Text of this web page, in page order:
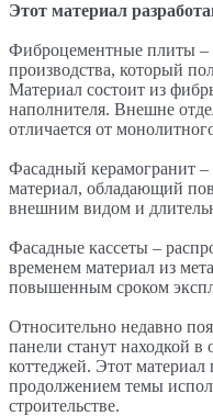
Этот материал
Фиброцементные плиты –
производства, который
Материал состоит из
наполнителя. Внешне
отличается от
Фасадный керамогранит
материал, обладающий
внешним видом и
Фасадные кассеты –
временем материал из
повышенным сроком
Относительно недавно
панели станут находкой
коттеджей. Этот
продолжением темы
строительстве.